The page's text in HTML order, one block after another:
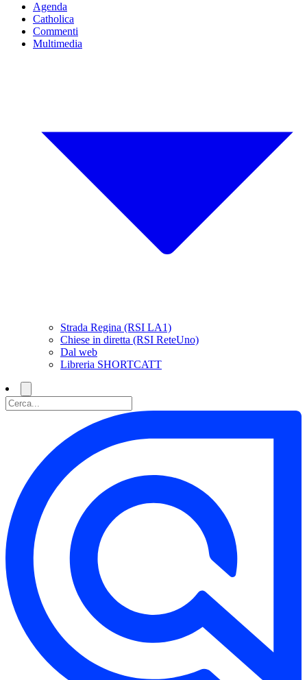
Agenda
Catholica
Commenti
Multimedia
Strada Regina (RSI LA1)
Chiese in diretta (RSI ReteUno)
Dal web
Libreria SHORTCATT